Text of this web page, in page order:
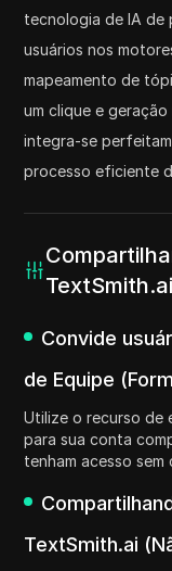
tecnologia de IA de
usuários nos
mapeamento de
um clique e
integra-se
processo eficiente
Convide
de Equipe
Utilize o recurso de
para sua conta
tenham acesso
TextSmith.ai